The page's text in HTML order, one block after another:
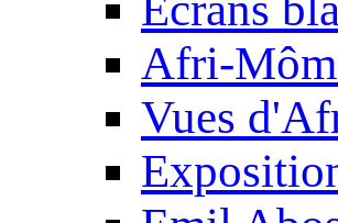
Afri-
Vues